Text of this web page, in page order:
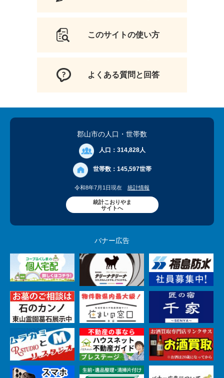
このサイトの使い方
よくある質問と回答
郡山市の人口 ・世帯数
人口： 314,828人
世帯数： 145,597世帯
令和8年7月1日現在 統計情報
統計こおりやま
サイトへ
バナー広告